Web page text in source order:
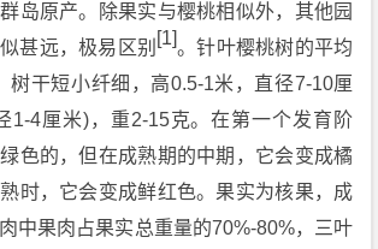
岛原产。除果实与樱桃相似外，其他园
甚远，极易区别 [1]。针叶樱桃树的平均
树干短小纤细，高0.5-1米，直径7-10厘
1-4厘米)，重2-15克。在第一个发育阶
色的，但在成熟期的中期，它会变成橘
时，它会变成鲜红色。果实为核果，成
中果肉占果实总重量的70%-80%，三叶